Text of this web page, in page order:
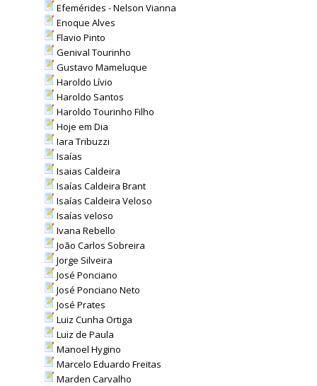
Efemérides - Nelson Vianna
Enoque Alves
Flavio Pinto
Genival Tourinho
Gustavo Mameluque
Haroldo Lívio
Haroldo Santos
Haroldo Tourinho Filho
Hoje em Dia
Iara Tribuzzi
Isaías
Isaias Caldeira
Isaías Caldeira Brant
Isaías Caldeira Veloso
Isaías veloso
Ivana Rebello
João Carlos Sobreira
Jorge Silveira
José Ponciano
José Ponciano Neto
José Prates
Luiz Cunha Ortiga
Luiz de Paula
Manoel Hygino
Marcelo Eduardo Freitas
Marden Carvalho